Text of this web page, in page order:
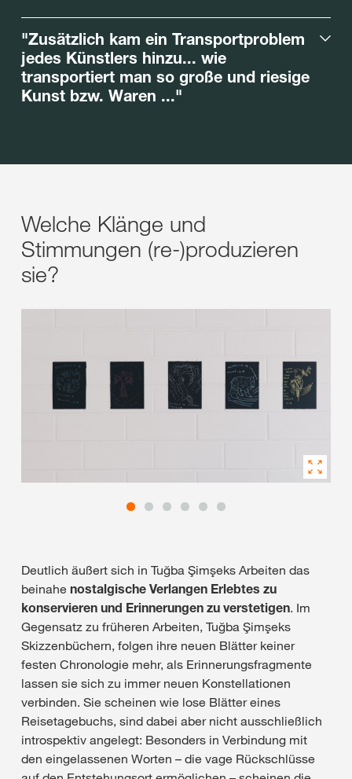
"Zusätzlich kam ein Transportproblem
jedes Künstlers hinzu... wie
transportiert man so große und riesige
Kunst bzw. Waren ..."
Welche Klänge und
Stimmungen (re-)produzieren
sie?
Deutlich äußert sich in Tuğba Şimşeks Arbeiten das
beinahe nostalgische Verlangen Erlebtes zu
konservieren und Erinnerungen zu verstetigen. Im
Gegensatz zu früheren Arbeiten, Tuğba Şimşeks
Skizzenbüchern, folgen ihre neuen Blätter keiner
festen Chronologie mehr, als Erinnerungsfragmente
lassen sie sich zu immer neuen Konstellationen
verbinden. Sie scheinen wie lose Blätter eines
Reisetagebuchs, sind dabei aber nicht ausschließlich
introspektiv angelegt: Besonders in Verbindung mit
den eingelassenen Worten – die vage Rückschlüsse